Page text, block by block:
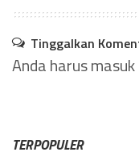
Tinggalkan
Anda harusmasuk
TERPOPULER